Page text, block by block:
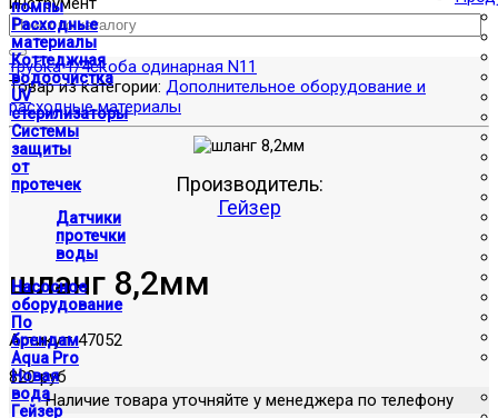
помпы
Расходные
материалы
Коттеджная
водоочистка
UV
стерилизаторы
Системы
защиты
от
протечек
Датчики
протечки
воды
Насосное
оборудование
По
брендам
Aqua Pro
Новая
вода
Гейзер
трубка 1/4скоба одинарная N11
Товар из категории: Дополнительное оборудование и
расходные материалы
Производитель:
Гейзер
шланг 8,2мм
Артикул:47052
820 руб
Наличие товара уточняйте у менеджера по телефону